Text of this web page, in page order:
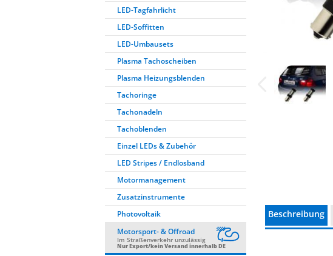
Beschreibung
LED-Tagfahrlicht
LED-Soffitten
LED-Umbausets
Plasma Tachoscheiben
Plasma Heizungsblenden
Tachoringe
Tachonadeln
Tachoblenden
Einzel LEDs & Zubehör
LED Stripes / Endlosband
Motormanagement
Zusatzinstrumente
Photovoltaik
Motorsport- & Offroad
Im Straßenverkehr unzulässig
Nur Export/kein Versand innerhalb DE